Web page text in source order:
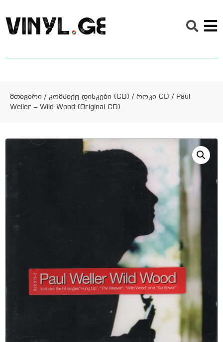
მთავარი / კომპაქტ დისკები (CD) / როკი CD / Paul
Weller – Wild Wood (Original CD)